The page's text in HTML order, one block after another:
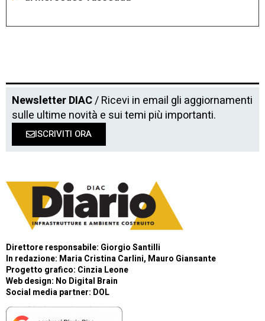
Newsletter DIAC/ Ricevi in email gli aggiornamenti
sulle ultime novità e sui temi più importanti.
ISCRIVITI ORA
Direttore responsabile: Giorgio Santilli
In redazione: Maria Cristina Carlini, Mauro Giansante
Progetto grafico: Cinzia Leone
Web design: No Digital Brain
Social media partner: DOL